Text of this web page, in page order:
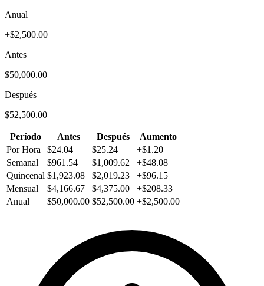
Anual
+$2,500.00
Antes
$50,000.00
Después
$52,500.00
Período Antes Después
Aumento
Por Hora
$24.04 $25.24
+$1.20
Semanal
$961.54 $1,009.62
+$48.08
Quincenal $1,923.08 $2,019.23
+$96.15
Mensual
$4,166.67 $4,375.00
+$208.33
Anual
$50,000.00 $52,500.00 +$2,500.00